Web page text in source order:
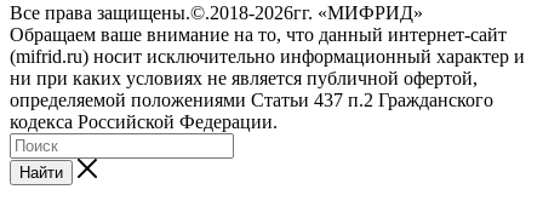
Все права защищены.©.2018-2026гг. «МИФРИД»
Обращаем ваше внимание на то, что данный интернет-сайт
(mifrid.ru) носит исключительно информационный характер и
ни при каких условиях не является публичной офертой,
определяемой положениями Статьи 437 п.2 Гражданского
кодекса Российской Федерации.
Найти